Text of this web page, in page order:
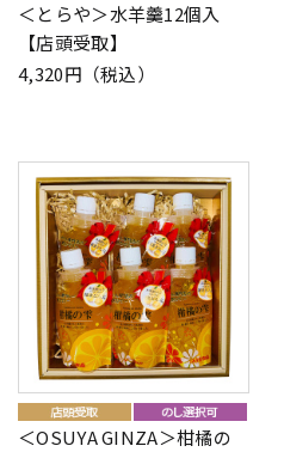
＜とらや＞水羊羹12個入
【店頭受取】
4,320円（税込）
＜OSUYA GINZA＞柑橘の